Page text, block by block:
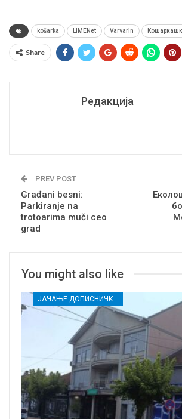
košarka LIMENet Varvarin
Share
Редакција
PREV POST
Građani besni:
Parkiranje na
trotoarima muči ceo
grad
You might also like